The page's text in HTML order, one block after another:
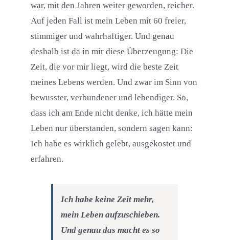
war, mit den Jahren weiter geworden, reicher.
Auf jeden Fall ist mein Leben mit 60 freier,
stimmiger und wahrhaftiger. Und genau
deshalb ist da in mir diese Überzeugung: Die
Zeit, die vor mir liegt, wird die beste Zeit
meines Lebens werden. Und zwar im Sinn von
bewusster, verbundener und lebendiger. So,
dass ich am Ende nicht denke, ich hätte mein
Leben nur überstanden, sondern sagen kann:
Ich habe es wirklich gelebt, ausgekostet und
erfahren.
Ich habe keine Zeit mehr,
mein Leben aufzuschieben.
Und genau das macht es so